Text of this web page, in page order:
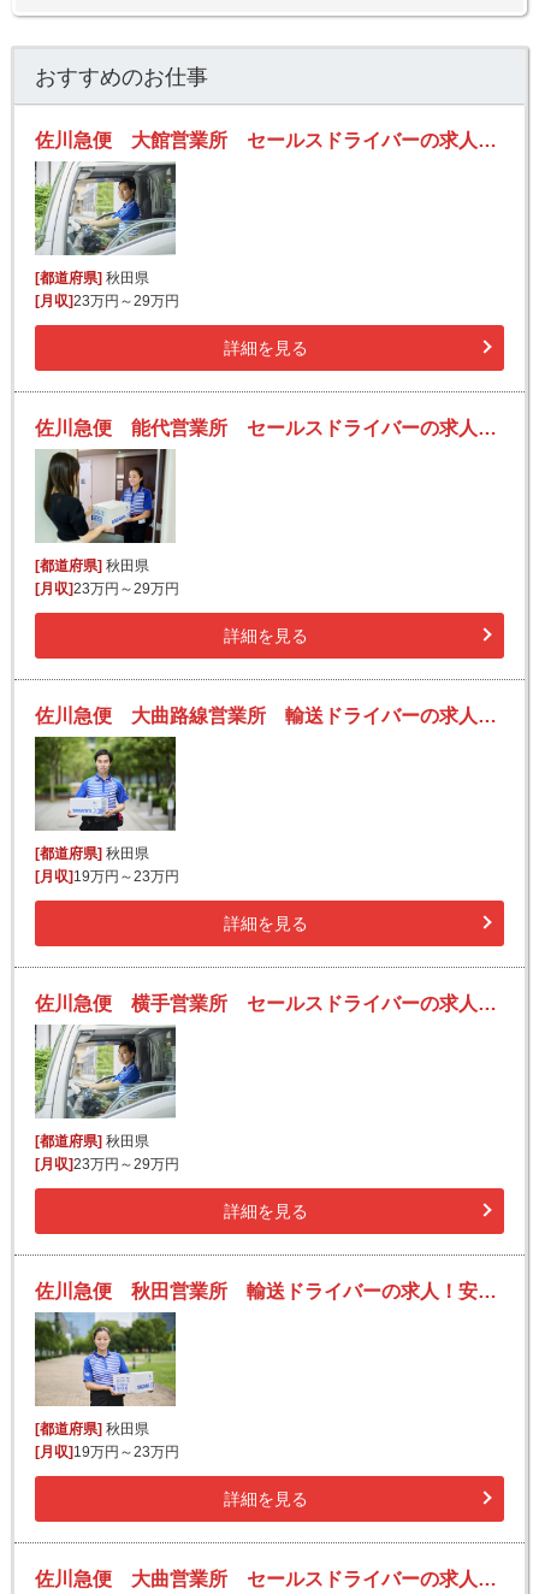
おすすめのお仕事
佐川急便 大館営業所 セールスドライバーの求人！安定収入と働きがい！大手の佐川急便で長期的に活躍できるチャンス♪
[都道府県] 秋田県
[月収]23万円～29万円
詳細を見る
佐川急便 能代営業所 セールスドライバーの求人！安定収入と働きがい！大手の佐川急便で長期的に活躍できるチャンス♪
[都道府県] 秋田県
[月収]23万円～29万円
詳細を見る
佐川急便 大曲路線営業所 輸送ドライバーの求人！安定収入と働きがい！大手の佐川急便で長期的に活躍できるチャンス♪
[都道府県]秋田県
[月収]19万円～23万円
詳細を見る
佐川急便 横手営業所 セールスドライバーの求人！安定収入と働きがい！大手の佐川急便で長期的に活躍できるチャンス♪
[都道府県]秋田県
[月収]23万円～29万円
詳細を見る
佐川急便 秋田営業所 輸送ドライバーの求人！安定収入と働きがい！大手の佐川急便で長期的に活躍できるチャンス♪
[都道府県]秋田県
[月収]19万円～23万円
詳細を見る
佐川急便 大曲営業所 セールスドライバーの求人！安定収入と働きがい！大手の佐川急便で長期的に活躍できるチャンス♪